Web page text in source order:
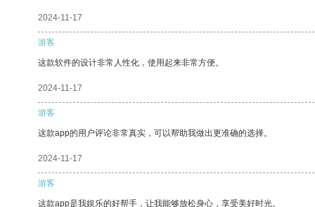
2024-11-17
游客
这款软件的设计非常人性化，使用起来非常方便。
2024-11-17
游客
这款app的用户评论非常真实，可以帮助我做出更准确的选择。
2024-11-17
游客
这款app是我娱乐的好帮手，让我能够放松身心，享受美好时光。